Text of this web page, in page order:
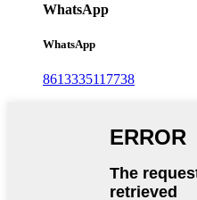
WhatsApp
WhatsApp
8613335117738